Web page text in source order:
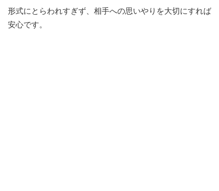
形式にとらわれすぎず、相手への思いやりを大切にすれば
安心です。